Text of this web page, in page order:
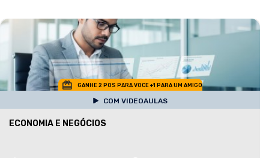
GANHE 2 POS PARA VOCE +1 PARA UM AMIGO
COM VIDEOAULAS
ECONOMIA E NEGÓCIOS